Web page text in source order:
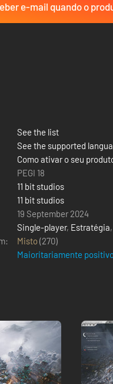
e-mail quando o
See the list
See the supported
Como ativar o seu
PEGI 18
11 bit studios
11 bit studios
19 September 2024
Single-player, Estratégia,
Misto(270)
Maioritariamente